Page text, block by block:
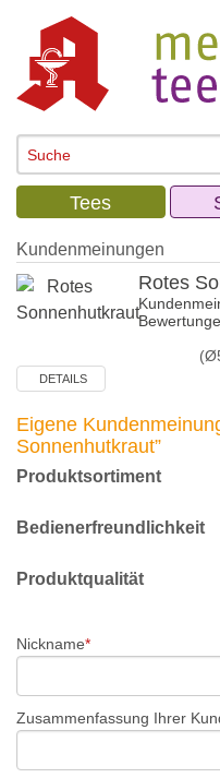
Tees
Kundenmeinungen
DETAILS
Rotes
Eigene
Sonnenhutkraut”
Produktsortiment
Bedienerfreundlichkeit
Produktqualität
Nickname
Zusammenfassung Ihrer